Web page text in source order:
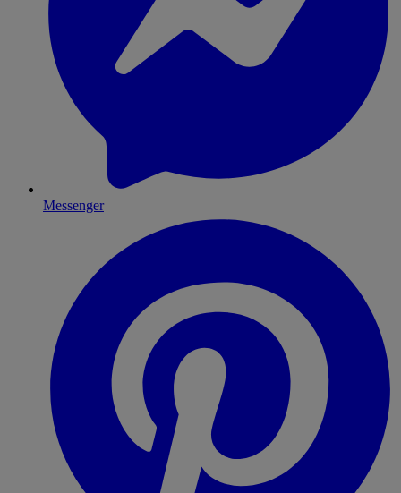
Messenger